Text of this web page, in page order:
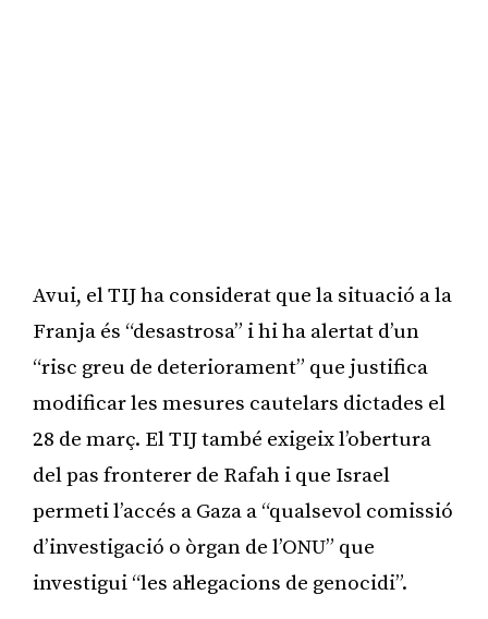
Avui, el TIJ ha considerat que la situació a la
Franja és “desastrosa” i hi ha alertat d’un
“risc greu de deteriorament” que justifica
modificar les mesures cautelars dictades el
28 de març. El TIJ també exigeix l’obertura
del pas fronterer de Rafah i que Israel
permeti l’accés a Gaza a “qualsevol comissió
d’investigació o òrgan de l’ONU” que
investigui “les al·legacions de genocidi”.